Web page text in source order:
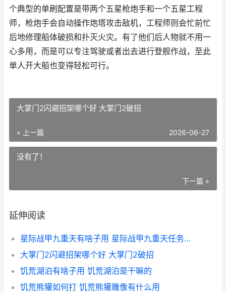
个典型的单刷配置是带两个五星枪炮手和一个五星工程
师，枪炮手会自动操作炮塔攻击敌机，工程师则会忙前忙
后地修理船体破损和扑灭火灾。有了他们后人物就不用一
心多用，而是可以专注驾驶或者出去进行登舰作战，至此
单人开大船也变得轻松可行。
大掌门2闪避招架哪个好 大掌门2破招
« 上一篇 2026-06-27
没有了！
下一篇 »
延伸阅读
星际战甲九重天有啥子用 星际战甲九重天任务结束以后怎么结算
大掌门2闪避招架哪个好 大掌门2破招
饥荒湖泊有啥子用 饥荒湖泊是干嘛的
饥荒熊獾如何打 饥荒熊獾雕像有什么用